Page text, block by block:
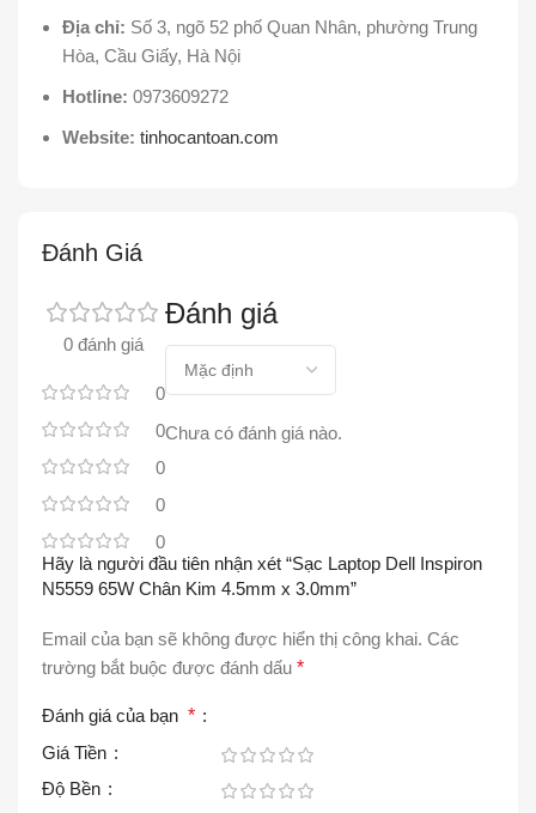
Địa chỉ: Số 3, ngõ 52 phố Quan Nhân, phường Trung
Hòa, Cầu Giấy, Hà Nội
Hotline: 0973609272
Website: tinhocantoan.com
Đánh Giá
0 đánh giá
0
0
0
0
0
Đánh giá
Chưa có đánh giá nào.
Hãy là người đầu tiên nhận xét “Sạc Laptop Dell Inspiron
N5559 65W Chân Kim 4.5mm x 3.0mm”
Email của bạn sẽ không được hiển thị công khai. Các
trường bắt buộc được đánh dấu *
Đánh giá của bạn *
Giá Tiền
Độ Bền